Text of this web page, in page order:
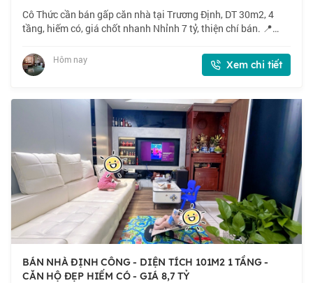
Cô Thức cần bán gấp căn nhà tại Trương Định, DT 30m2, 4
tầng, hiếm có, giá chốt nhanh Nhỉnh 7 tỷ, thiện chí bán. 📍
tầng, mặt tiền 4m. 💰 Nhỉnh 7
Hôm nay Xem chi tiết
BÁN NHÀ ĐỊNH CÔNG - DIỆN TÍCH 101M2 1 TẦNG -
CĂN HỘ ĐẸP HIẾM CÓ - GIÁ 8,7 TỶ